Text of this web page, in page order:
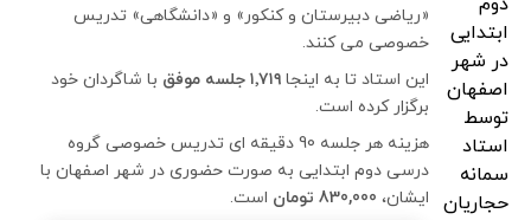
«ریاضی دبیرستان و کنکور» و «دانشگاهی» تدریس
خصوصی می کنند.
این استاد تا به اینجا ۱٬۷۱۹ جلسه موفق
با شاگردان خود
برگزار کرده است.
هزینه هر جلسه 90 دقیقه ای تدریس خصوصی گروه
درسی دوم ابتدایی به صورت حضوری در شهر اصفهان با
ایشان، 830,000 تومان است.